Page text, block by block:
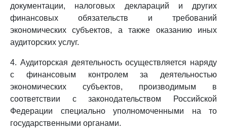
документации, налоговых деклараций и других
финансовых обязательств и требований
экономических субъектов, а также оказанию иных
аудиторских услуг.
4. Аудиторская деятельность осуществляется наряду
с финансовым контролем за деятельностью
экономических субъектов, производимым в
соответствии с законодательством Российской
Федерации специально уполномоченными на то
государственными органами.